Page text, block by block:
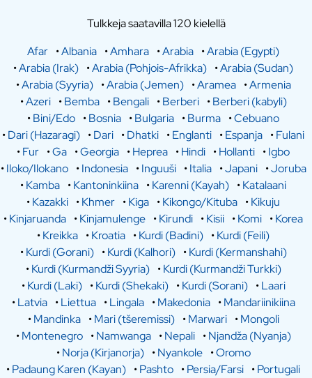
Tulkkeja saatavilla 120 kielellä
Afar •Albania •Amhara •Arabia •Arabia (Egypti)
•Arabia (Irak) •Arabia (Pohjois-Afrikka) •Arabia (Sudan)
•Arabia (Syyria) •Arabia (Jemen) •Aramea •Armenia
•Azeri •Bemba •Bengali •Berberi •Berberi (kabyli)
•Bini/Edo •Bosnia •Bulgaria •Burma •Cebuano
•Dari (Hazaragi) •Dari •Dhatki •Englanti •Espanja •Fulani
•Fur •Ga •Georgia •Heprea •Hindi •Hollanti •Igbo
•Iloko/Ilokano •Indonesia •Inguuši •Italia •Japani •Joruba
•Kamba •Kantoninkiina •Karenni (Kayah) •Katalaani
•Kazakki •Khmer •Kiga •Kikongo/Kituba •Kikuju
•Kinjaruanda •Kinjamulenge •Kirundi •Kisii •Komi •Korea
•Kreikka •Kroatia •Kurdi (Badini) •Kurdi (Feili)
•Kurdi (Gorani) •Kurdi (Kalhori) •Kurdi (Kermanshahi)
•Kurdi (Kurmandži Syyria) •Kurdi (Kurmandži Turkki)
•Kurdi (Laki) •Kurdi (Shekaki) •Kurdi (Sorani) •Laari
•Latvia •Liettua •Lingala •Makedonia •Mandariinikiina
•Mandinka •Mari (tšeremissi) •Marwari •Mongoli
•Montenegro •Namwanga •Nepali •Njandža (Nyanja)
•Norja (Kirjanorja) •Nyankole •Oromo
•Padaung Karen (Kayan) •Pashto •Persia/Farsi •Portugali